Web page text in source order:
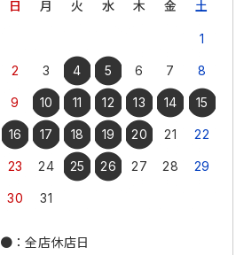
日 月 火 水 木 金 土
1
2 3 4 5 6 7 8
9 10 11 12 13 14 15
16 17 18 19 20 21 22
23 24 25 26 27 28 29
30 31
● ：全店休店日